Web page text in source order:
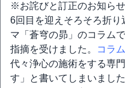
※お詫びと訂正のお知ら
6回目を迎えそろそろ折
マ「蒼穹の昴」のコラム
指摘を受けました。
コラ
代々浄心の施術をする専
す」と書いてしまいまし